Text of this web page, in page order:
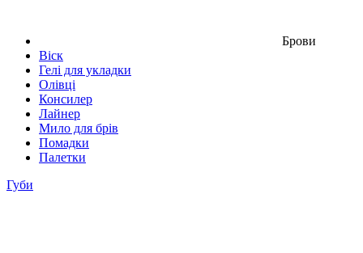
Брови
Віск
Гелі для укладки
Олівці
Консилер
Лайнер
Мило для брів
Помадки
Палетки
Губи